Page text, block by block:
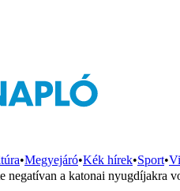
•Megyejáró•Kék hírek•Sport•
negatívan a katonai nyugdíjakra